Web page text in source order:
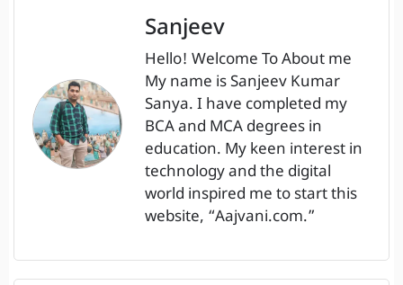
Sanjeev
Hello! Welcome To About me
My name is Sanjeev Kumar
Sanya. I have completed my
BCA and MCA degrees in
education. My keen interest in
technology and the digital
world inspired me to start this
website, “Aajvani.com.”